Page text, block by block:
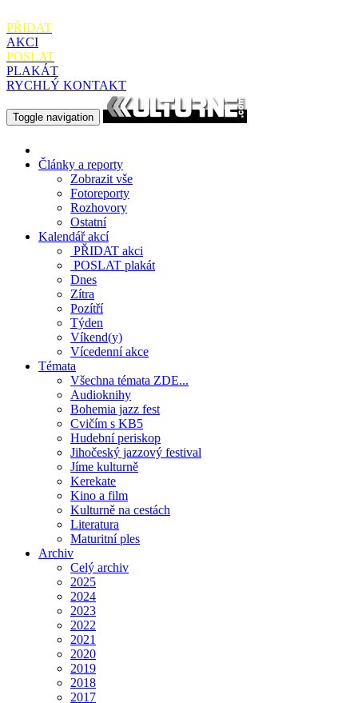
PŘIDAT
AKCI
POSLAT
PLAKÁT
RYCHLÝ KONTAKT
Toggle navigation
Články a reporty
Zobrazit vše
Fotoreporty
Rozhovory
Ostatní
Kalendář akcí
PŘIDAT akci
POSLAT plakát
Dnes
Zítra
Pozítří
Týden
Víkend(y)
Vícedenní akce
Témata
Všechna témata ZDE...
Audioknihy
Bohemia jazz fest
Cvičím s KB5
Hudební periskop
Jihočeský jazzový festival
Jíme kulturně
Kerekate
Kino a film
Kulturně na cestách
Literatura
Maturitní ples
Archiv
Celý archiv
2025
2024
2023
2022
2021
2020
2019
2018
2017